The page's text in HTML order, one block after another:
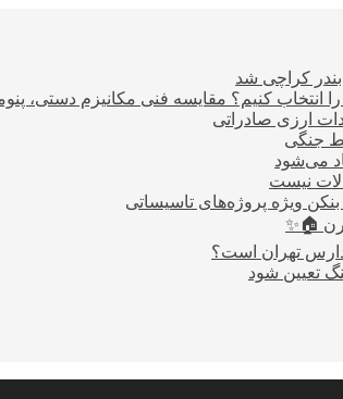
کراچی شد
کنیم؟ مقایسه فنی مکانیزم دستی،
جنگی
می‌شود
نیست
ویژه پروژه‌های تاسیساتی
🏠✨
تهران است؟
تعیین شود